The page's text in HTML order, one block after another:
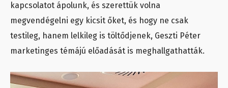
kapcsolatot ápolunk, és szerettük volna
megvendégelni egy kicsit őket, és hogy ne csak
testileg, hanem lelkileg is töltődjenek, Geszti Péter
marketinges témájú előadását is meghallgathatták.